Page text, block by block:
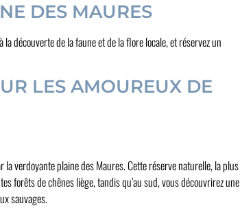
DES MAURES
découverte de la faune et de la flore locale, et réservez un
LES AMOUREUX DE
verdoyante plaine des Maures. Cette réserve naturelle, la plus
forêts de chênes liège, tandis qu’au sud, vous découvrirez une
sauvages.